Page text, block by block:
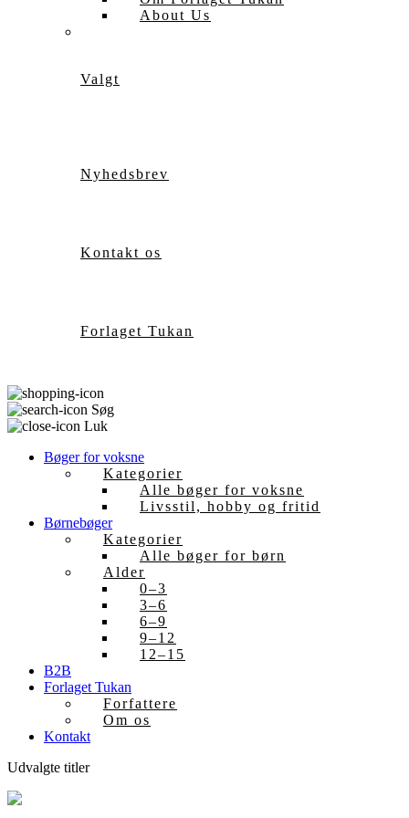
About Us
Valgt
Nyhedsbrev
Kontakt os
Forlaget Tukan
Søg
Luk
Bøger for voksne
Kategorier
Alle bøger for voksne
Livsstil, hobby og fritid
Børnebøger
Kategorier
Alle bøger for børn
Alder
0–3
3–6
6–9
9–12
12–15
B2B
Forlaget Tukan
Forfattere
Om os
Kontakt
Udvalgte titler